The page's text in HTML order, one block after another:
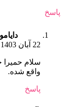
پاسخ
دایاموز
22 آبان 1403 در 11:43
سلام حمیرا
واقع شده.
پاسخ